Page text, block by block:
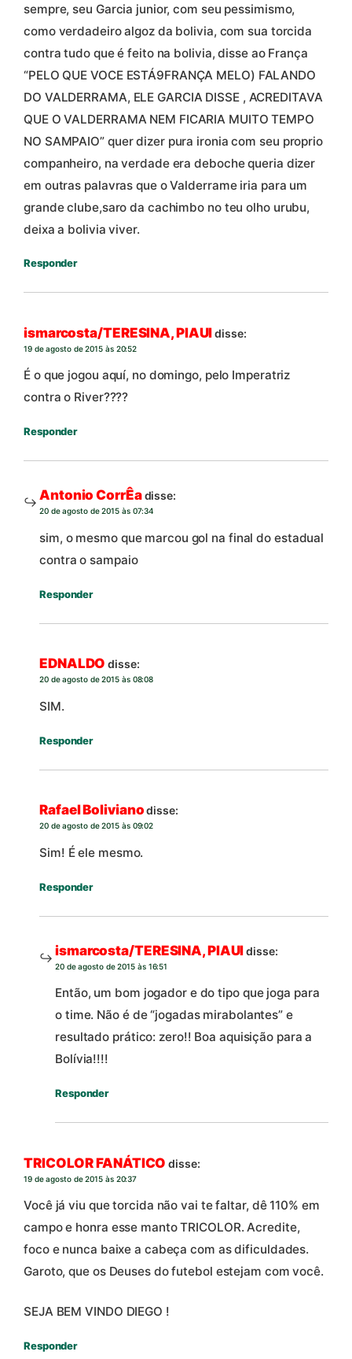
sempre, seu Garcia junior, com seu pessimismo,
como verdadeiro algoz da bolivia, com sua torcida
contra tudo que é feito na bolivia, disse ao França
“PELO QUE VOCE ESTÁ9FRANÇA MELO) FALANDO
DO VALDERRAMA, ELE GARCIA DISSE , ACREDITAVA
QUE O VALDERRAMA NEM FICARIA MUITO TEMPO
NO SAMPAIO” quer dizer pura ironia com seu proprio
companheiro, na verdade era deboche queria dizer
em outras palavras que o Valderrame iria para um
grande clube,saro da cachimbo no teu olho urubu,
deixa a bolivia viver.
Responder
ismarcosta/TERESINA, PIAUIdisse:
19 de agosto de 2015 às 20:52
É o que jogou aquí, no domingo, pelo Imperatriz
contra o River????
Responder
Antonio CorrÊadisse:
20 de agosto de 2015 às 07:34
sim, o mesmo que marcou gol na final do estadual
contra o sampaio
Responder
EDNALDO disse:
20 de agosto de 2015 às 08:08
SIM.
Responder
Rafael Bolivianodisse:
20 de agosto de 2015 às 09:02
Sim! É ele mesmo.
Responder
ismarcosta/TERESINA, PIAUIdisse:
20 de agosto de 2015 às 16:51
Então, um bom jogador e do tipo que joga para
o time. Não é de “jogadas mirabolantes” e
resultado prático: zero!! Boa aquisição para a
Bolívia!!!!
Responder
TRICOLOR FANÁTICO disse:
19 de agosto de 2015 às 20:37
Você já viu que torcida não vai te faltar, dê 110% em
campo e honra esse manto TRICOLOR. Acredite,
foco e nunca baixe a cabeça com as dificuldades.
Garoto, que os Deuses do futebol estejam com você.
SEJA BEM VINDO DIEGO !
Responder